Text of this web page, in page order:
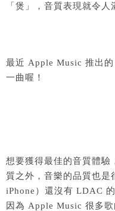
「煲」，音質表現就令人
最近 Apple Music 推出
一曲喔！
想要獲得最佳的音質體驗
質之外，音樂的品質也
iPhone）還沒有 LDAC
因為 Apple Music 很多